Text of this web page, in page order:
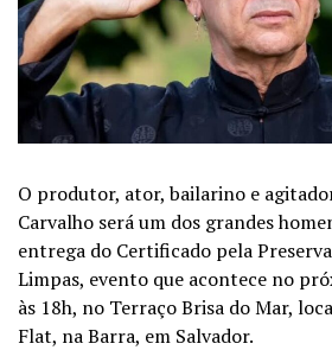
O produtor, ator, bailarino e
Carvalho será um dos grandes
entrega do Certificado pela
Limpas, evento que acontece no
às 18h, no Terraço Brisa do Mar,
Flat, na Barra, em Salvador.